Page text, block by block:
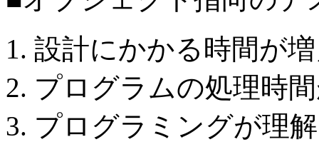
設計にかかる時間が
プログラムの処理時
プログラミングが理